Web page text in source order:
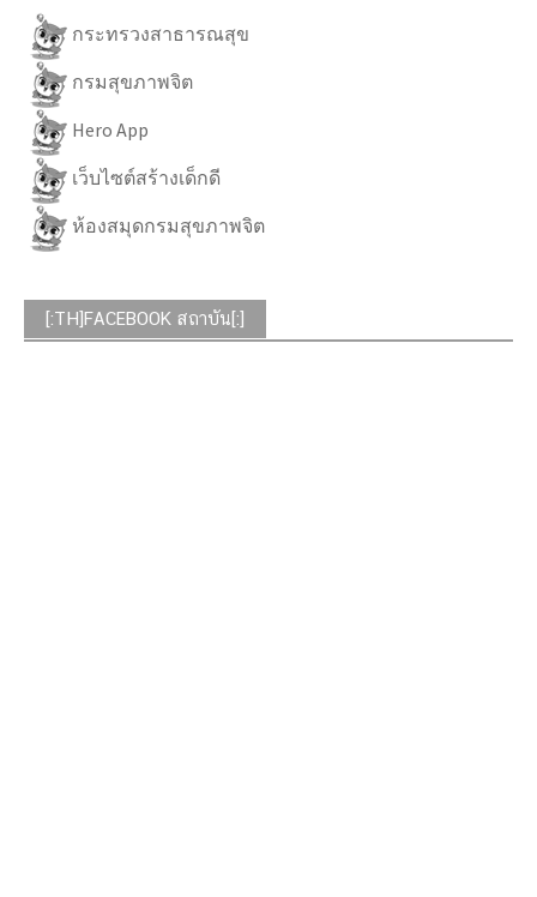
กระทรวงสาธารณสุข
กรมสุขภาพจิต
Hero App
เว็บไซต์สร้างเด็กดี
ห้องสมุดกรมสุขภาพจิต
[:TH]FACEBOOK สถาบัน[:]